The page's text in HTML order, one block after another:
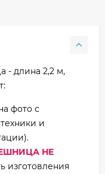
- длина 2,2 м,
фото с
и
НЕ
изготовления